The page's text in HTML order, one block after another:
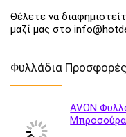
Θέλετε να
μαζί μας στο
Φυλλάδια
AVON
Μπροσούρα